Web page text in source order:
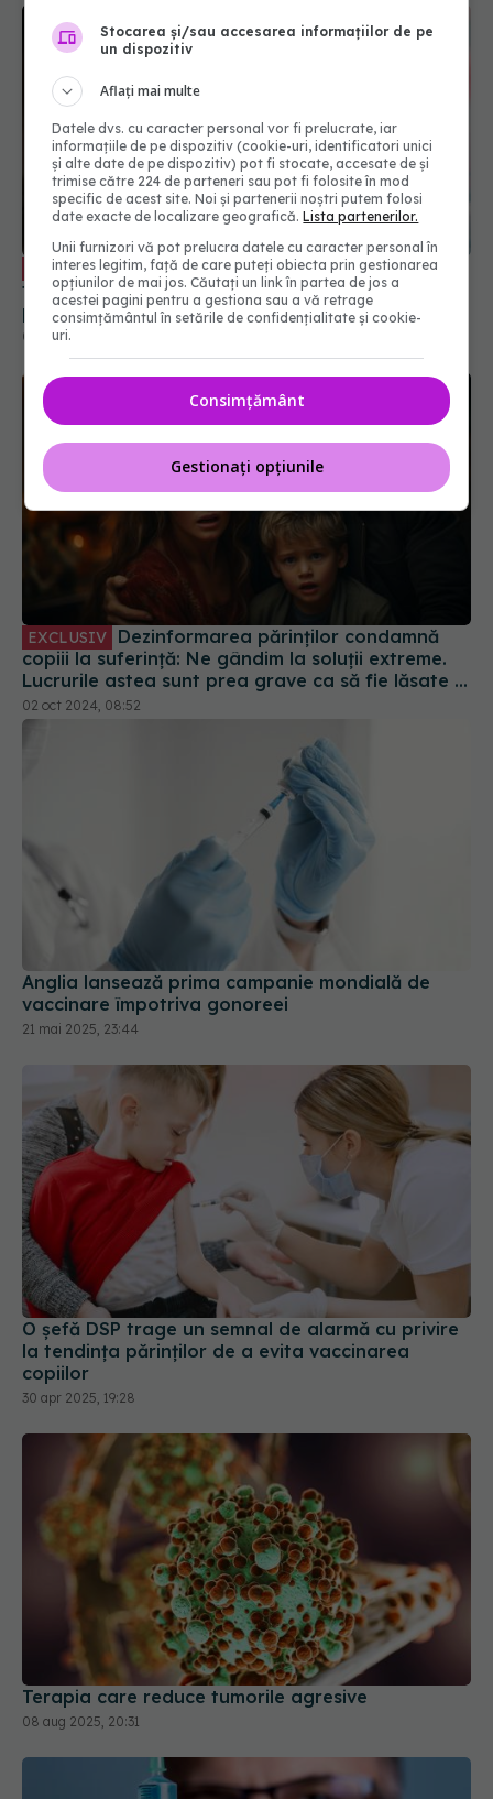
EXCLUSIV Ironia vaccinului HPV. 5 lucruri pe care
trebuie să le știi: Când le vine mintea la cap
plătesc. Când era gratuit au crezut că cine știe ce
le face
08 oct 2024, 13:02
EXCLUSIV
copiii la suferință: Ne gândim la soluții extreme.
Lucrurile astea sunt prea grave ca să fie lăsate la
decizia unor părinți care trăiesc într-o lume
paralelă
02 oct 2024, 08:52
Anglia lansează prima campanie mondială de
vaccinare împotriva gonoreei
21 mai 2025, 23:44
O șefă DSP trage un semnal de alarmă cu privire
la tendinţa părinţilor de a evita vaccinarea
copiilor
30 apr 2025, 19:28
Terapia care reduce tumorile agresive
08 aug 2025, 20:31
Stocarea și/sau accesarea informațiilor de pe
un dispozitiv
Aflați mai multe
Datele dvs. cu caracter personal vor fi prelucrate, iar
informațiile de pe dispozitiv (cookie-uri, identificatori unici
și alte date de pe dispozitiv) pot fi stocate, accesate de și
trimise către 224 de parteneri sau pot fi folosite în mod
specific de acest site. Noi și partenerii noștri putem folosi
date exacte de localizare geografică.Lista partenerilor.
Unii furnizori vă pot prelucra datele cu caracter personal în
interes legitim, față de care puteți obiecta prin gestionarea
opțiunilor de mai jos. Căutați un link în partea de jos a
acestei pagini pentru a gestiona sau a vă retrage
consimțământul în setările de confidențialitate și cookie-
uri.
Consimțământ
Gestionați opțiunile